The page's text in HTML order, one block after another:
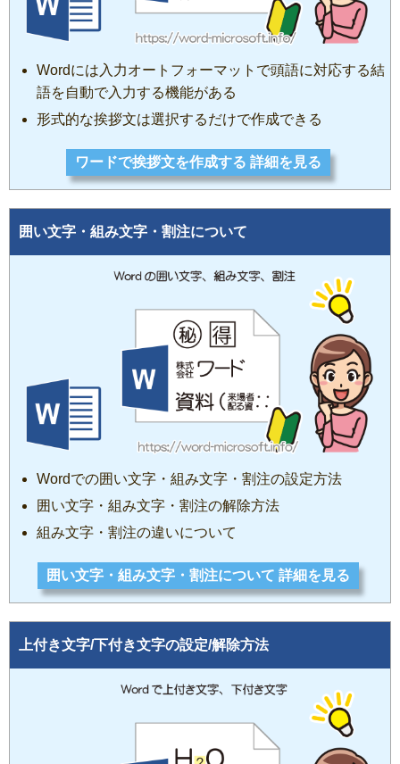
Wordには入力オートフォーマットで頭語に対応する結
語を自動で入力する機能がある
形式的な挨拶文は選択するだけで作成できる
ワードで挨拶文を作成する 詳細を見る
囲い文字・組み文字・割注について
Wordでの囲い文字・組み文字・割注の設定方法
囲い文字・組み文字・割注の解除方法
組み文字・割注の違いについて
囲い文字・組み文字・割注について 詳細を見る
上付き文字/下付き文字の設定/解除方法